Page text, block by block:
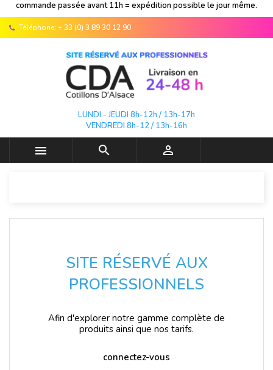
commande passée avant 11h = expédition possible le jour même.
Téléphone: + 33 (0) 3 89 30 12 90
LUNDI - JEUDI 8h-12h / 13h-17h
VENDREDI 8h-12 / 13h-16h
  
SITE RÉSERVÉ AUX
PROFESSIONNELS
Afin d'explorer notre gamme complète de
produits ainsi que nos tarifs.
connectez-vous